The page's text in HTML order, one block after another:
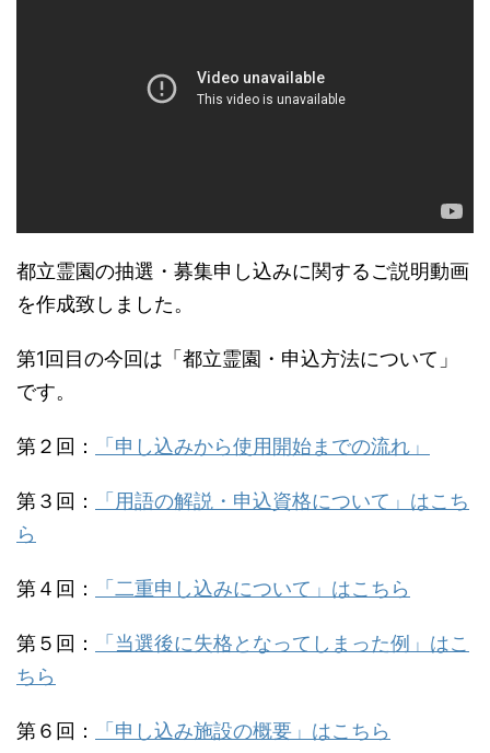
都立霊園の抽選・募集申し込みに関するご説明動画
を作成致しました。
第1回目の今回は「都立霊園・申込方法について」
です。
第２回： 「申し込みから使用開始までの流れ」
第３回：
「用語の解説・申込資格について」はこち
ら
第４回： 「二重申し込みについて」はこちら
第５回：
「当選後に失格となってしまった例」はこ
ちら
第６回： 「申し込み施設の概要」はこちら